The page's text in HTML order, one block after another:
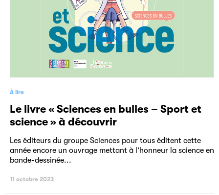
À lire
Le livre « Sciences en bulles – Sport et
science » à découvrir
Les éditeurs du groupe Sciences pour tous éditent cette
année encore un ouvrage mettant à l’honneur la science en
bande-dessinée...
11 octobre 2023